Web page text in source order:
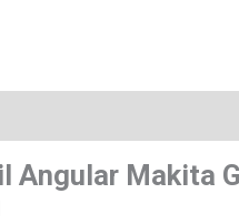
Angular Makita